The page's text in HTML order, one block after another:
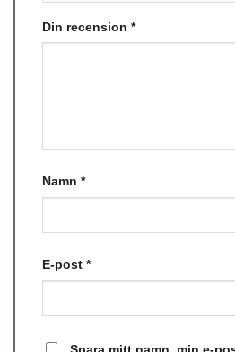
Din recension *
Namn *
E-post *